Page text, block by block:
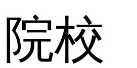
院校